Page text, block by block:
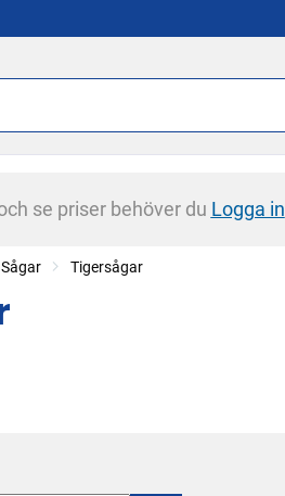
se priser behöver du Logga in
Sågar Tigersågar